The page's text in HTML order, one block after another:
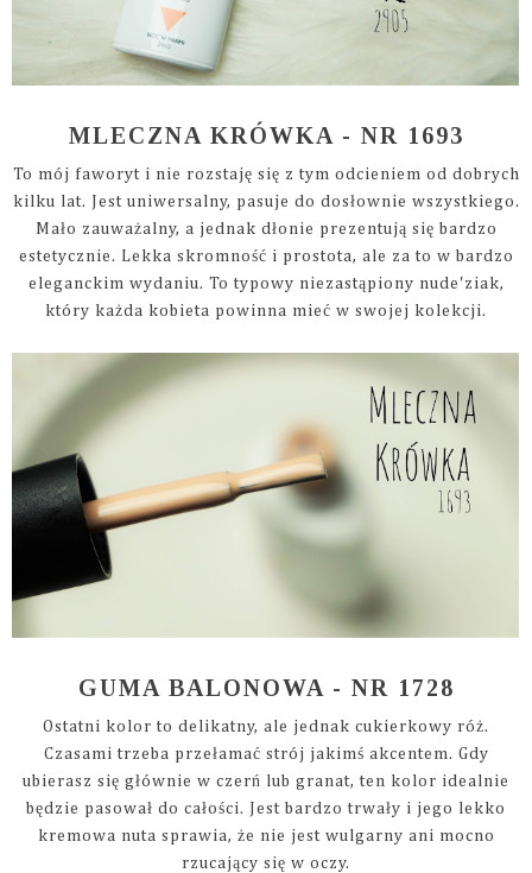
MLECZNA KRÓWKA - NR 1693
To mój faworyt i nie rozstaję się z tym odcieniem od dobrych
kilku lat. Jest uniwersalny, pasuje do dosłownie wszystkiego.
Mało zauważalny, a jednak dłonie prezentują się bardzo
estetycznie. Lekka skromność i prostota, ale za to w bardzo
eleganckim wydaniu. To typowy niezastąpiony nude'ziak,
który każda kobieta powinna mieć w swojej kolekcji.
GUMA BALONOWA - NR 1728
Ostatni kolor to delikatny, ale jednak cukierkowy róż.
Czasami trzeba przełamać strój jakimś akcentem. Gdy
ubierasz się głównie w czerń lub granat, ten kolor idealnie
będzie pasował do całości. Jest bardzo trwały i jego lekko
kremowa nuta sprawia, że nie jest wulgarny ani mocno
rzucający się w oczy.